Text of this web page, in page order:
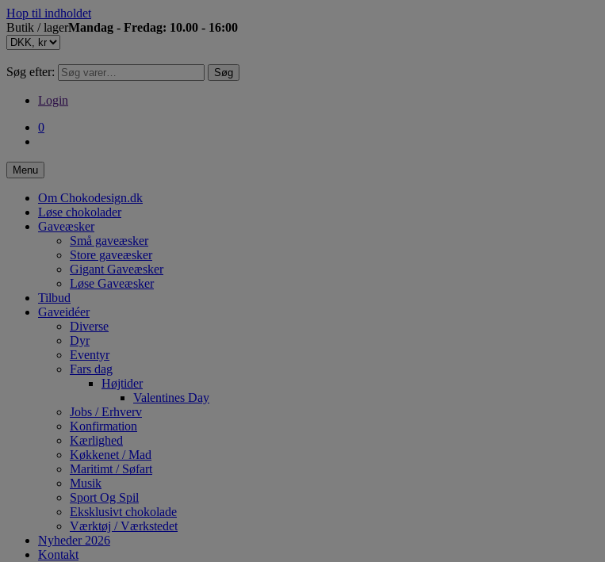
Hop til indholdet
Butik / lagerMandag - Fredag: 10.00 - 16:00
Søg efter: Søg
Login
0
Menu
Om Chokodesign.dk
Løse chokolader
Gaveæsker
Små gaveæsker
Store gaveæsker
Gigant Gaveæsker
Løse Gaveæsker
Tilbud
Gaveidéer
Diverse
Dyr
Eventyr
Fars dag
Højtider
Valentines Day
Jobs / Erhverv
Konfirmation
Kærlighed
Køkkenet / Mad
Maritimt / Søfart
Musik
Sport Og Spil
Eksklusivt chokolade
Værktøj / Værkstedet
Nyheder 2026
Kontakt